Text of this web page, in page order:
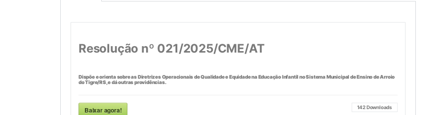
Resolução nº 021/2025/CME/AT
Dispõe e orienta sobre as Diretrizes Operacionais de Qualidade e Equidade na Educação Infantil no Sistema Municipal de Ensino de Arroio
do Tigre/RS, e dá outras providências.
Baixar agora! 142Downloads